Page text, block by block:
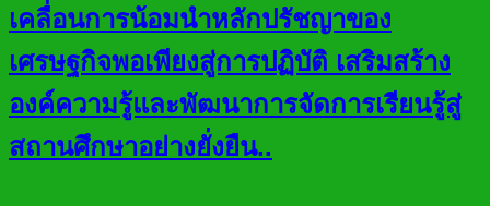
เคลื่อนการน้อมนำหลักปรัชญาของ
เศรษฐกิจพอเพียงสู่การปฏิบัติ เสริมสร้าง
องค์ความรู้และพัฒนาการจัดการเรียนรู้สู่
สถานศึกษาอย่างยั่งยืน..